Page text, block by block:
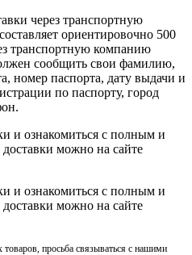
через транспортную
ориентировочно 500
транспортную компанию
сообщить свои фамилию,
номер паспорта, дату выдачи и
по паспорту, город
и ознакомиться с полным и
можно на сайте
и ознакомиться с полным и
доставки можно на сайте
просьба связываться с нашими